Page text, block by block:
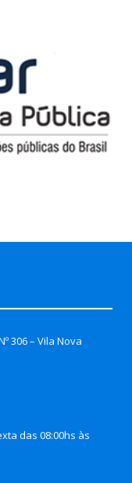
306 – Vila Nova
das 08:00hs às